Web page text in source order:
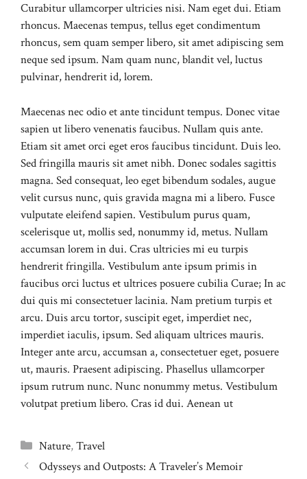
Curabitur ullamcorper ultricies nisi. Nam eget dui. Etiam
rhoncus. Maecenas tempus, tellus eget condimentum
rhoncus, sem quam semper libero, sit amet adipiscing sem
neque sed ipsum. Nam quam nunc, blandit vel, luctus
pulvinar, hendrerit id, lorem.
Maecenas nec odio et ante tincidunt tempus. Donec vitae
sapien ut libero venenatis faucibus. Nullam quis ante.
Etiam sit amet orci eget eros faucibus tincidunt. Duis leo.
Sed fringilla mauris sit amet nibh. Donec sodales sagittis
magna. Sed consequat, leo eget bibendum sodales, augue
velit cursus nunc, quis gravida magna mi a libero. Fusce
vulputate eleifend sapien. Vestibulum purus quam,
scelerisque ut, mollis sed, nonummy id, metus. Nullam
accumsan lorem in dui. Cras ultricies mi eu turpis
hendrerit fringilla. Vestibulum ante ipsum primis in
faucibus orci luctus et ultrices posuere cubilia Curae; In ac
dui quis mi consectetuer lacinia. Nam pretium turpis et
arcu. Duis arcu tortor, suscipit eget, imperdiet nec,
imperdiet iaculis, ipsum. Sed aliquam ultrices mauris.
Integer ante arcu, accumsan a, consectetuer eget, posuere
ut, mauris. Praesent adipiscing. Phasellus ullamcorper
ipsum rutrum nunc. Nunc nonummy metus. Vestibulum
volutpat pretium libero. Cras id dui. Aenean ut
Categories
Nature,Travel
Odysseys and Outposts: A Traveler’s Memoir